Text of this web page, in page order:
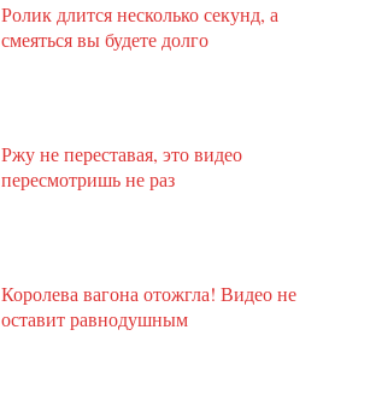
Ролик длится несколько секунд, а
смеяться вы будете долго
Ржу не переставая, это видео
пересмотришь не раз
Королева вагона отожгла! Видео не
оставит равнодушным